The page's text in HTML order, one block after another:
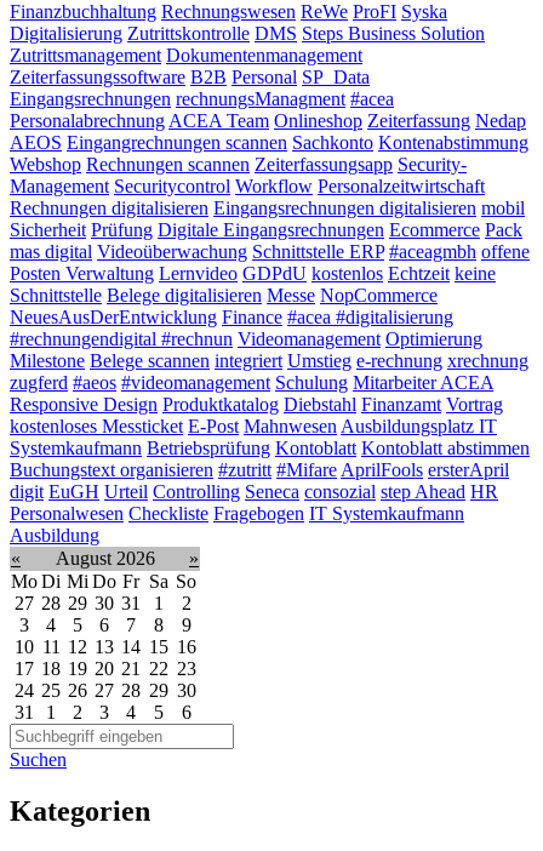
Finanzbuchhaltung Rechnungswesen ReWe ProFI Syska
Digitalisierung Zutrittskontrolle DMS Steps Business Solution
Zutrittsmanagement Dokumentenmanagement
Zeiterfassungssoftware B2B Personal SP_Data
Eingangsrechnungen rechnungsManagment #acea
Personalabrechnung ACEA Team Onlineshop Zeiterfassung Nedap
AEOS Eingangrechnungen scannen Sachkonto Kontenabstimmung
Webshop Rechnungen scannen Zeiterfassungsapp Security-
Management Securitycontrol Workflow Personalzeitwirtschaft
Rechnungen digitalisieren Eingangsrechnungen digitalisieren mobil
Sicherheit Prüfung Digitale Eingangsrechnungen Ecommerce Pack
mas digital Videoüberwachung Schnittstelle ERP #aceagmbh offene
Posten Verwaltung Lernvideo GDPdU kostenlos Echtzeit keine
Schnittstelle Belege digitalisieren Messe NopCommerce
NeuesAusDerEntwicklung Finance #acea #digitalisierung
#rechnungendigital #rechnun Videomanagement Optimierung
Milestone Belege scannen integriert Umstieg e-rechnung xrechnung
zugferd #aeos #videomanagement Schulung Mitarbeiter ACEA
Responsive Design Produktkatalog Diebstahl Finanzamt Vortrag
kostenloses Messticket E-Post Mahnwesen Ausbildungsplatz IT
Systemkaufmann Betriebsprüfung Kontoblatt Kontoblatt abstimmen
Buchungstext organisieren #zutritt #Mifare AprilFools ersterApril
digit EuGH Urteil Controlling Seneca consozial step Ahead HR
Personalwesen Checkliste Fragebogen IT Systemkaufmann
Ausbildung
«
August 2026
»
Mo Di Mi Do Fr Sa So
27 28 29 30 31 1
2
3
4 5 6 7 8
9
10 11 12 13 14 15 16
17 18 19 20 21 22 23
24 25 26 27 28 29 30
31
1 2 3 4 5 6
Suchen
Kategorien